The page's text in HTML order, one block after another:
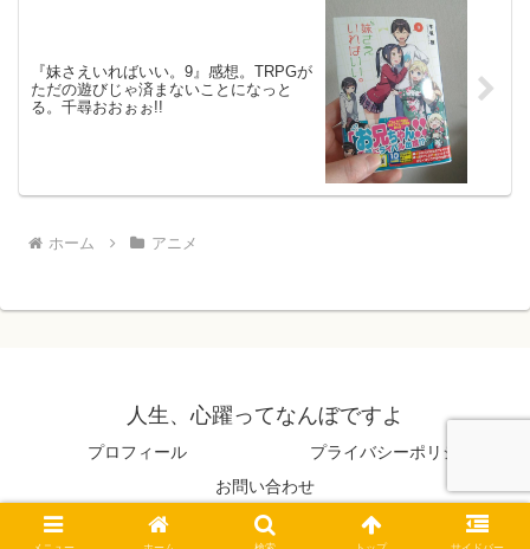
『妹さえいればいい。9』感想。TRPGが
ただの遊びじゃ済まないことになっと
る。千尋おおぉぉ!!
ホーム アニメ
人生、心躍ってなんぼですよ
プロフィール
プライバシーポリシー
お問い合わせ
© 2014 人生、心躍ってなんぼですよ.